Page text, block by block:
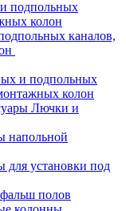
каналов,
и подпольных
колон
Лючки и
напольной
для установки под
полов